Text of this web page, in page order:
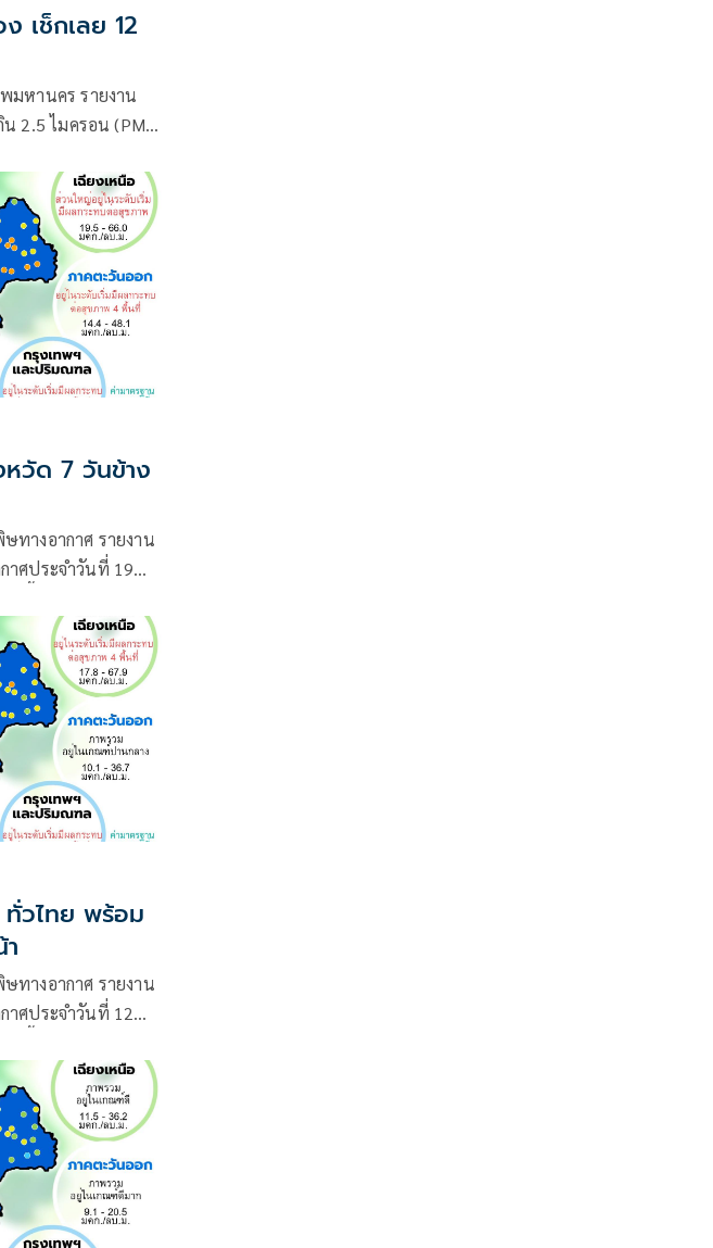
เช็กเลย 12
มหานคร รายงาน
2.5 ไมครอน (PM
วัด 7 วันข้าง
ทางอากาศ รายงาน
าศประจำวันที่ 19
ทั่วไทย พร้อม
ทางอากาศ รายงาน
าศประจำวันที่ 12